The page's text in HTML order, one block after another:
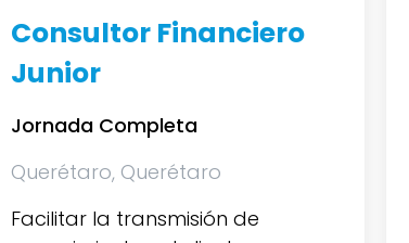
Consultor e
implementador
Operativo
Jornada Completa
Querétaro, Querétaro